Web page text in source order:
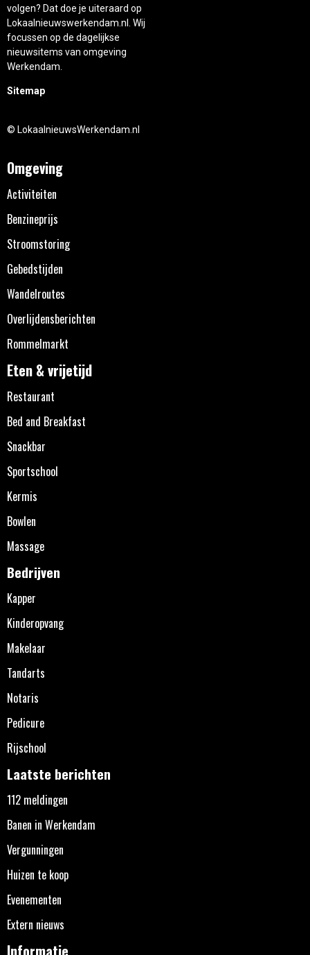
volgen? Dat doe je uiteraard op
Lokaalnieuwswerkendam.nl. Wij
focussen op de dagelijkse
nieuwsitems van omgeving
Werkendam.
Sitemap
© LokaalnieuwsWerkendam.nl
Omgeving
Activiteiten
Benzineprijs
Stroomstoring
Gebedstijden
Wandelroutes
Overlijdensberichten
Rommelmarkt
Eten & vrijetijd
Restaurant
Bed and Breakfast
Snackbar
Sportschool
Kermis
Bowlen
Massage
Bedrijven
Kapper
Kinderopvang
Makelaar
Tandarts
Notaris
Pedicure
Rijschool
Laatste berichten
112 meldingen
Banen in Werkendam
Vergunningen
Huizen te koop
Evenementen
Extern nieuws
Informatie